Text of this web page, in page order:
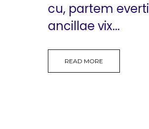
cu, partem everti
ancillae vix...
READ MORE